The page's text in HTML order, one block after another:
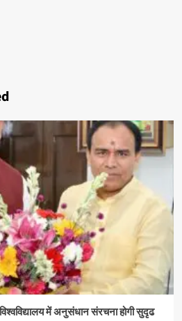
में अनुसंधान संरचना होगी सुदृढ